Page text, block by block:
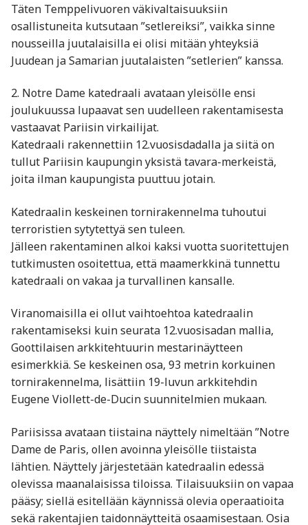
Täten Temppelivuoren väkivaltaisuuksiin
osallistuneita kutsutaan ”setlereiksi”, vaikka sinne
nousseilla juutalaisilla ei olisi mitään yhteyksiä
Juudean ja Samarian juutalaisten ”setlerien” kanssa.
2. Notre Dame katedraali avataan yleisölle ensi
joulukuussa lupaavat sen uudelleen rakentamisesta
vastaavat Pariisin virkailijat.
Katedraali rakennettiin 12.vuosisdadalla ja siitä on
tullut Pariisin kaupungin yksistä tavara-merkeistä,
joita ilman kaupungista puuttuu jotain.
Katedraalin keskeinen tornirakennelma tuhoutui
terroristien sytytettyä sen tuleen.
Jälleen rakentaminen alkoi kaksi vuotta suoritettujen
tutkimusten osoitettua, että maamerkkinä tunnettu
katedraali on vakaa ja turvallinen kansalle.
Viranomaisilla ei ollut vaihtoehtoa katedraalin
rakentamiseksi kuin seurata 12.vuosisadan mallia,
Goottilaisen arkkitehtuurin mestarinäytteen
esimerkkiä. Se keskeinen osa, 93 metrin korkuinen
tornirakennelma, lisättiin 19-luvun arkkitehdin
Eugene Viollett-de-Ducin suunnitelmien mukaan.
Pariisissa avataan tiistaina näyttely nimeltään ”Notre
Dame de Paris, ollen avoinna yleisölle tiistaista
lähtien. Näyttely järjestetään katedraalin edessä
olevissa maanalaisissa tiloissa. Tilaisuuksiin on vapaa
pääsy; siellä esitellään käynnissä olevia operaatioita
sekä rakentajien taidonnäytteitä osaamisestaan. Osia